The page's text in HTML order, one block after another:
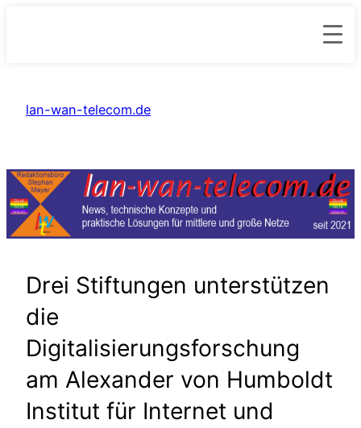
springen
lan-wan-telecom.de
Drei Stiftungen unterstützen
die
Digitalisierungsforschung
am Alexander von Humboldt
Institut für Internet und